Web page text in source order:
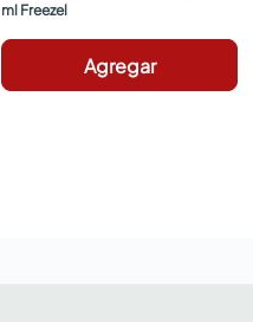
ml Freezel
Agregar